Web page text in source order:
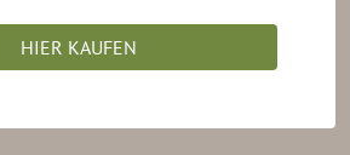
HIER KAUFEN